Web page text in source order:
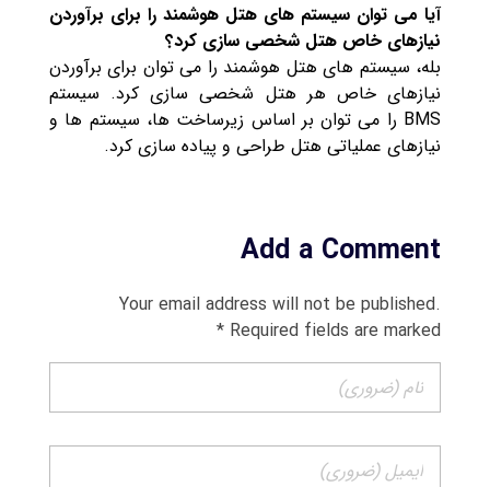
آیا می توان سیستم های هتل هوشمند را برای برآوردن
نیازهای خاص هتل شخصی سازی کرد؟
بله، سیستم های هتل هوشمند را می توان برای برآوردن
نیازهای خاص هر هتل شخصی سازی کرد. سیستم
BMS را می توان بر اساس زیرساخت ها، سیستم ها و
نیازهای عملیاتی هتل طراحی و پیاده سازی کرد.
Add a Comment
Your email address will not be published.
Required fields are marked *